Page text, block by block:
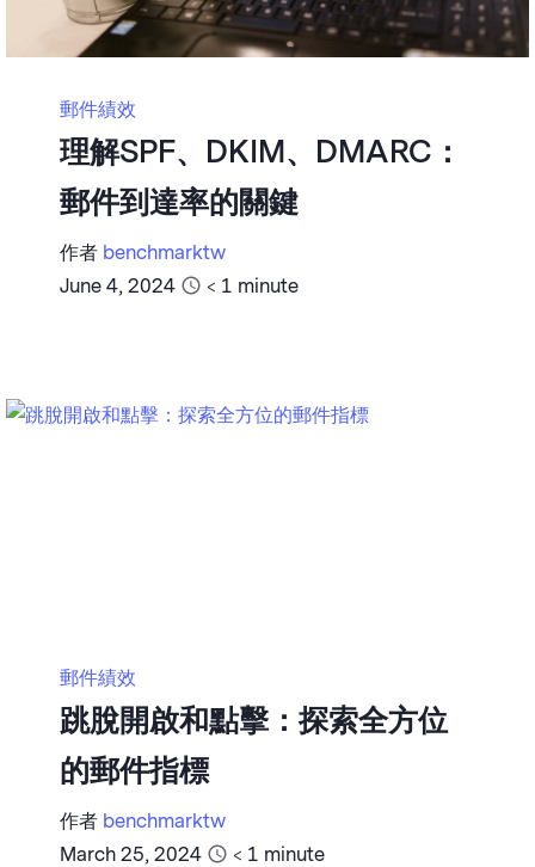
郵件績效
理解SPF、DKIM、DMARC：
郵件到達率的關鍵
作者 benchmarktw
June 4, 2024
< 1 minute
郵件績效
跳脫開啟和點擊：探索全方位
的郵件指標
作者 benchmarktw
March 25, 2024
< 1 minute